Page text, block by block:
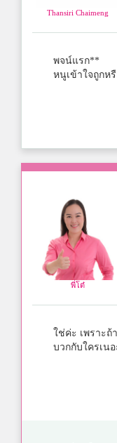
Thansiri Chaimeng
พจน์แรก**
หนูเข้าใจถูกห
พี่โต๋
ใช่ค่ะ เพราะถ้
บวกกับใครเนอ